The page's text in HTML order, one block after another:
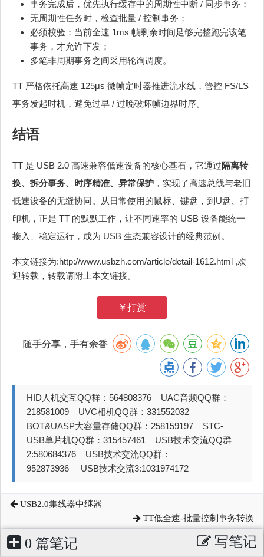
事务完成后，优先执行缓存中的周期性中断 / 同步事务；
无周期性任务时，检查批量 / 控制事务；
必须校验：当前全速 1ms 帧剩余时间足够完整跑完该笔
事务，才允许下发；
多笔非周期事务之间采用轮询调度。
TT 严格依托高速 125μs 微帧定时器推进流水线，管控 FS/LS
事务发起时机，避免过早 / 过晚破坏帧边界时序。
结语
TT 是 USB 2.0 高速兼容低速设备的核心基石，它通过隔离转
换、拆分事务、时序精准、异常保护 ，实现了高速总线与老旧
低速设备的无缝协同。从日常使用的鼠标、键盘，到U盘、打
印机，正是 TT 的默默工作，让不同速率的 USB 设备能统一
接入、稳定运行，成为 USB 生态兼容设计的经典范例。
本文链接为:http://www.usbzh.com/article/detail-1612.html ,欢
迎转载，转载请附上本文链接。
￥打赏
随手分享，手有余香
HID人机交互QQ群：564808376 UAC音频QQ群：
218581009 UVC相机QQ群：331552032
BOT&UASP大容量存储QQ群：258159197 STC-
USB单片机QQ群：315457461 USB技术交流QQ群
2:580684376 USB技术交流QQ群：
952873936 USB技术交流3:1031974172
USB2.0集线器中继器
TT低全速-批量控制事务转换
0 篇笔记 写笔记